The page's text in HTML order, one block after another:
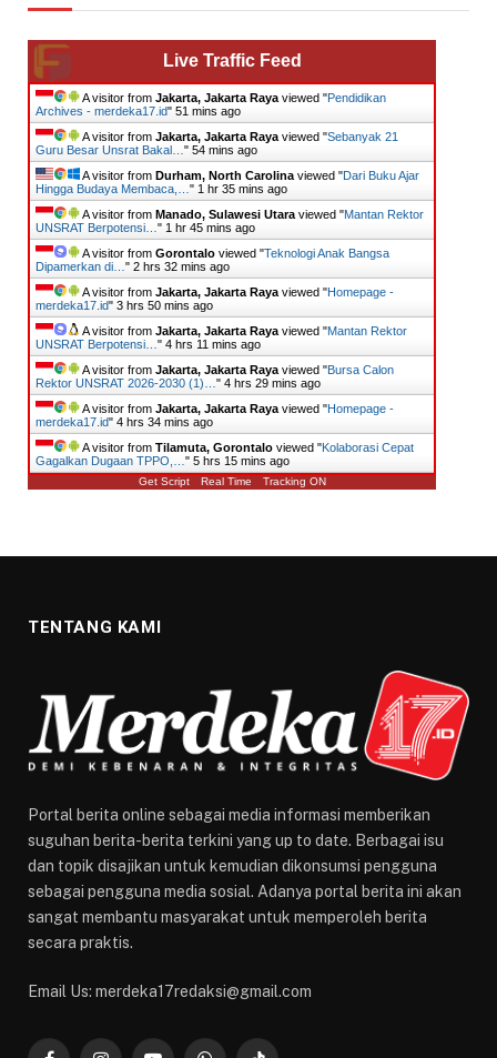
Live Traffic Feed
A visitor from Jakarta, Jakarta Raya viewed "Pendidikan
Archives - merdeka17.id" 51 mins ago
A visitor from Jakarta, Jakarta Raya viewed "Sebanyak 21
Guru Besar Unsrat Bakal… " 54 mins ago
A visitor from Durham, North Carolina viewed "Dari Buku Ajar
Hingga Budaya Membaca,… " 1 hr 35 mins ago
A visitor from Manado, Sulawesi Utara viewed "Mantan Rektor
UNSRAT Berpotensi… " 1 hr 45 mins ago
A visitor from Gorontalo viewed "Teknologi Anak Bangsa
Dipamerkan di… " 2 hrs 32 mins ago
A visitor from Jakarta, Jakarta Raya viewed "Homepage -
merdeka17.id" 3 hrs 50 mins ago
A visitor from Jakarta, Jakarta Raya viewed "Mantan Rektor
UNSRAT Berpotensi… " 4 hrs 11 mins ago
A visitor from Jakarta, Jakarta Raya viewed "Bursa Calon
Rektor UNSRAT 2026-2030 (1)… " 4 hrs 29 mins ago
A visitor from Jakarta, Jakarta Raya viewed "Homepage -
merdeka17.id" 4 hrs 34 mins ago
A visitor from Tilamuta, Gorontalo viewed "Kolaborasi Cepat
Gagalkan Dugaan TPPO,… " 5 hrs 15 mins ago
Get Script Real Time Tracking ON
TENTANG KAMI
Portal berita online sebagai media informasi memberikan
suguhan berita-berita terkini yang up to date. Berbagai isu
dan topik disajikan untuk kemudian dikonsumsi pengguna
sebagai pengguna media sosial. Adanya portal berita ini akan
sangat membantu masyarakat untuk memperoleh berita
secara praktis.
Email Us: merdeka17redaksi@gmail.com